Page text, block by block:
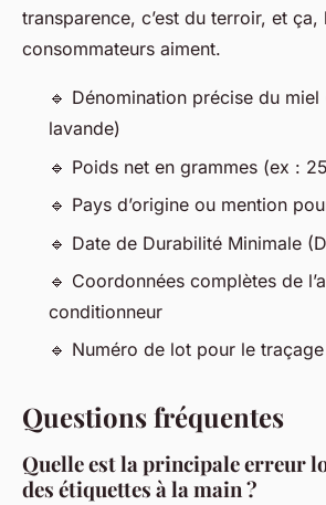
transparence, c’est du terroir, et ça,
consommateurs aiment.
🔹 Dénomination précise du
lavande)
🔹 Poids net en grammes (ex :
🔹 Pays d’origine ou mention
🔹 Date de Durabilité Minimale
🔹 Coordonnées complètes de
conditionneur
🔹 Numéro de lot pour le traçage
Questions fréquentes
Quelle est la principale erreur
des étiquettes à la main ?